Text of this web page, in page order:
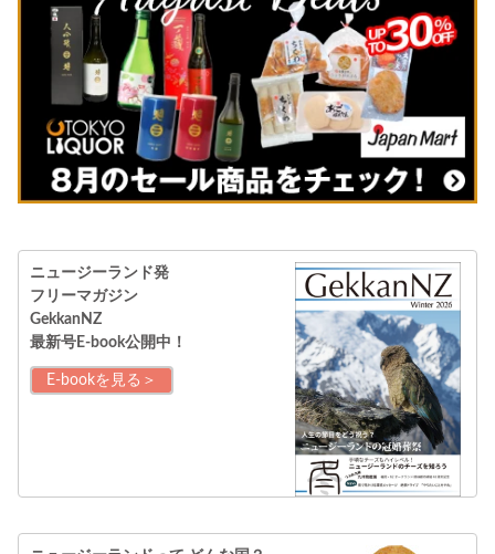
ニュージーランド発
フリーマガジン
GekkanNZ
最新号E-book公開中！
E-bookを見る＞